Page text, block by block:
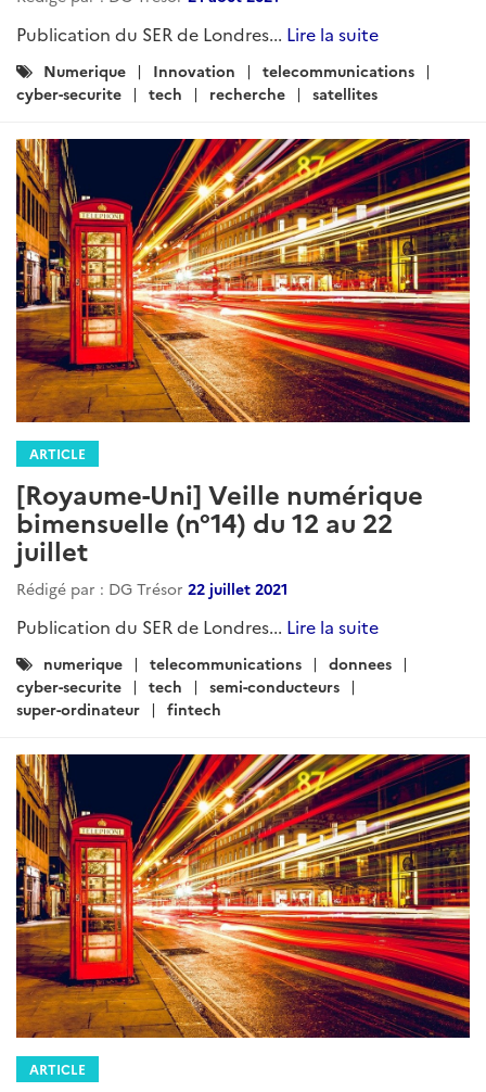
Publication du SER de Londres... Lire la suite
Catégories
:
Numerique Innovation
telecommunications
cyber-securite
tech recherche satellites
ARTICLE
[Royaume-Uni] Veille numérique
bimensuelle (n°14) du 12 au 22
juillet
Rédigé par : DG Trésor 22 juillet 2021
Publication du SER de Londres... Lire la suite
Catégories
:
numerique telecommunications
donnees
cyber-securite
tech
semi-conducteurs
super-ordinateur
fintech
ARTICLE